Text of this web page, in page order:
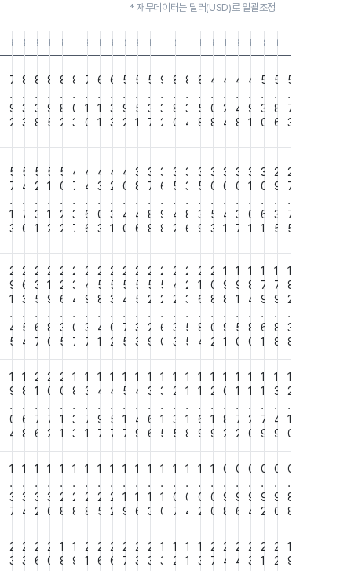
* 재무데이터는 달러(USD)로 일괄조정
22.01.3121.10.3121.07.31
21.04.3021.01.3120.10.3120.07.31
20.04.3020.01.3119.10.3119.07.31
19.04.3019.01.3118.10.3118.07.31
18.04.3018.01.3117.10.3117.07.31
17.04.3017.01.31
16.10.3116.07.31
7
.
9
2
8
.
3
3
8
.
3
8
8
.
9
5
8
.
8
2
8
.
0
3
7
.
1
0
6
.
1
1
6
.
3
3
5
.
9
2
5
.
5
1
5
.
3
7
9
.
3
2
8
.
8
0
8
.
3
4
8
.
5
8
4
.
0
8
4
.
2
4
4
.
4
8
4
.
9
1
5
.
3
0
5
.
8
6
5
.
7
3
5
7
.
1
3
5
4
.
7
0
5
2
.
3
1
5
1
.
1
2
5
0
.
2
2
4
7
.
3
7
4
4
.
6
6
4
3
.
0
3
4
2
.
3
1
4
0
.
4
0
3
8
.
4
6
3
7
.
8
8
3
6
.
9
8
3
5
.
4
2
3
3
.
8
6
3
5
.
3
9
3
0
.
5
3
3
0
.
4
1
3
0
.
3
7
3
1
.
0
1
3
0
.
6
1
2
9
.
3
5
2
7
.
7
5
2
9
1
.
4
5
2
6
3
.
5
4
2
3
5
.
6
7
2
1
9
.
8
0
2
2
6
.
3
5
2
3
4
.
0
7
2
4
9
.
3
7
2
5
8
.
4
1
2
5
3
.
0
2
2
5
4
.
7
5
2
5
5
.
3
3
2
5
2
.
2
9
2
5
2
.
6
0
2
4
2
.
3
3
2
2
3
.
5
5
2
1
6
.
8
4
2
0
8
.
0
2
1
9
8
.
9
1
1
9
1
.
5
0
1
8
4
.
8
0
1
7
9
.
6
1
1
7
9
.
8
8
1
8
2
.
3
8
1
9
.
0
4
1
8
.
6
8
2
1
.
7
6
2
0
.
7
2
2
0
.
1
1
1
8
.
3
3
1
3
.
7
1
1
4
.
9
7
1
4
.
5
7
1
5
.
1
7
1
4
.
4
9
1
3
.
6
6
1
3
.
1
5
1
2
.
3
5
1
1
.
1
8
1
1
.
6
9
1
2
.
1
9
1
0
.
8
2
1
1
.
7
2
1
1
.
2
0
1
1
.
7
9
1
3
.
4
9
1
2
.
1
0
1
.
3
7
1
.
3
4
1
.
3
2
1
.
3
0
1
.
2
8
1
.
2
8
1
.
2
8
1
.
2
5
1
.
2
2
1
.
1
9
1
.
1
6
1
.
1
3
1
.
1
0
1
.
0
7
1
.
0
4
1
.
0
2
1
.
0
0
0
.
9
8
0
.
9
6
0
.
9
4
0
.
9
2
0
.
9
0
0
.
8
8
2
3
2
3
2
6
2
0
1
8
1
9
2
1
2
6
2
6
2
7
2
3
2
3
1
3
1
2
1
1
1
3
2
7
2
4
2
4
2
3
2
1
2
2
1
9